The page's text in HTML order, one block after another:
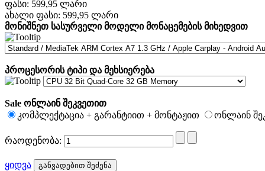
ფასი: 599,95 ლარი
ახალი ფასი: 599,95 ლარი
მონიშნეთ სასურველი მოდელი მონაცემების მიხედვით
პროცესორის ტიპი და მეხსიერება
Sale ონლაინ შეკვეთით
კომპლექტაცია + გარანტიით + მონტაჟით
ონლაინ
რაოდენობა:
ყიდვა